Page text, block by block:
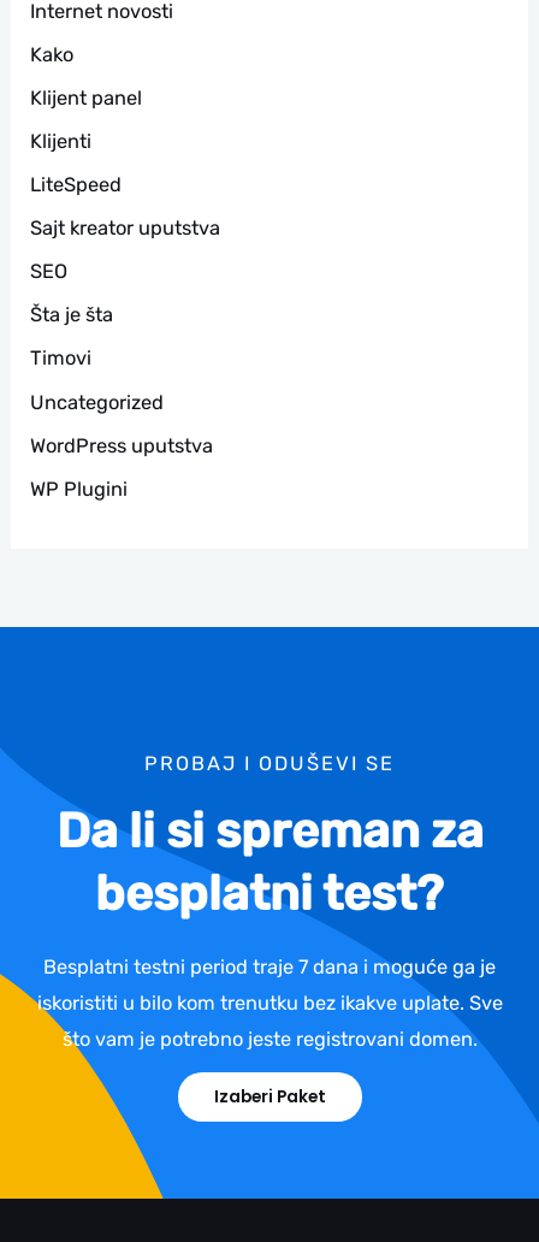
Internet novosti
Kako
Klijent panel
Klijenti
LiteSpeed
Sajt kreator uputstva
SEO
Šta je šta
Timovi
Uncategorized
WordPress uputstva
WP Plugini
PROBAJ I ODUŠEVI SE
Da li si spreman za
besplatni test?
Besplatni testni period traje 7 dana i moguće ga je
iskoristiti u bilo kom trenutku bez ikakve uplate. Sve
što vam je potrebno jeste registrovani domen.
Izaberi Paket